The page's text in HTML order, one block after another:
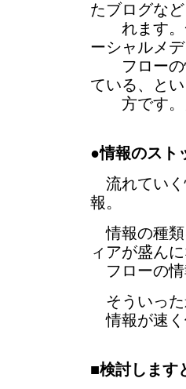
たブログなど
れます。
ーシャルメデ
フローの
ている、とい
方です。
●情報のスト
流れていく
報。
情報の種類
ィアが盛んに
フローの情
そういった
情報が速く
■検討します